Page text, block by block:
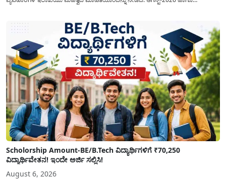
Scholorship Amount-BE/B.Tech ವಿದ್ಯಾರ್ಥಿಗಳಿಗೆ ₹70,250
ವಿದ್ಯಾರ್ಥಿವೇತನ! ಇಂದೇ ಅರ್ಜಿ ಸಲ್ಲಿಸಿ!
August 6, 2026